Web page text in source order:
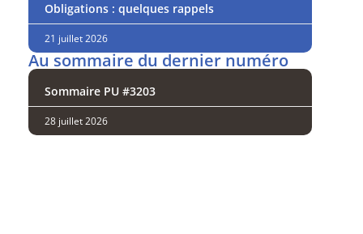
Obligations : quelques rappels
21 juillet 2026
Au sommaire du dernier numéro
Sommaire PU #3203
28 juillet 2026